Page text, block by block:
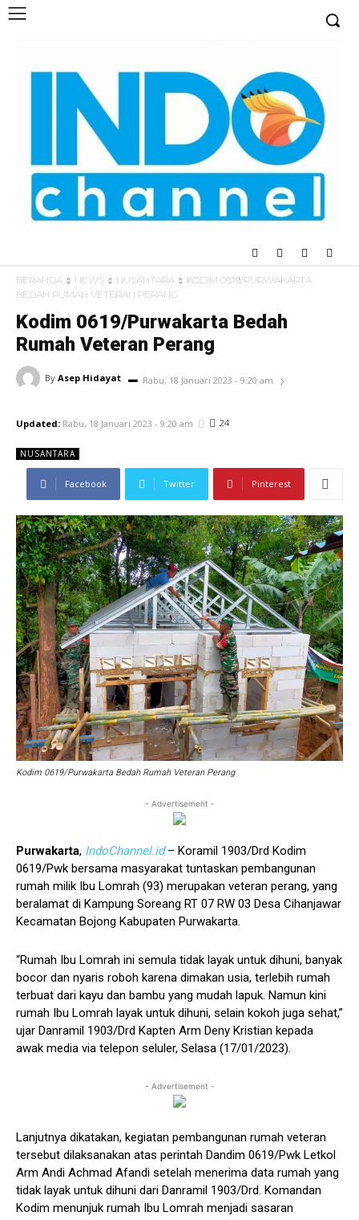
BERANDA NEWS NUSANTARA
KODIM 0619/PURWAKARTA
BEDAH RUMAH VETERAN PERANG
Kodim 0619/Purwakarta Bedah
Rumah Veteran Perang
By Asep Hidayat Rabu, 18 Januari 2023 - 9:20 am
Updated: Rabu, 18 Januari 2023 - 9:20 am 24
NUSANTARA
Facebook Twitter Pinterest
Kodim 0619/Purwakarta Bedah Rumah Veteran Perang
- Advertisement -
Purwakarta, IndoChannel.id– Koramil 1903/Drd Kodim
0619/Pwk bersama masyarakat tuntaskan pembangunan
rumah milik Ibu Lomrah (93) merupakan veteran perang, yang
beralamat di Kampung Soreang RT 07 RW 03 Desa Cihanjawar
Kecamatan Bojong Kabupaten Purwakarta.
“Rumah Ibu Lomrah ini semula tidak layak untuk dihuni, banyak
bocor dan nyaris roboh karena dimakan usia, terlebih rumah
terbuat dari kayu dan bambu yang mudah lapuk. Namun kini
rumah Ibu Lomrah layak untuk dihuni, selain kokoh juga sehat,”
ujar Danramil 1903/Drd Kapten Arm Deny Kristian kepada
awak media via telepon seluler, Selasa (17/01/2023).
- Advertisement -
Lanjutnya dikatakan, kegiatan pembangunan rumah veteran
tersebut dilaksanakan atas perintah Dandim 0619/Pwk Letkol
Arm Andi Achmad Afandi setelah menerima data rumah yang
tidak layak untuk dihuni dari Danramil 1903/Drd. Komandan
Kodim menunjuk rumah Ibu Lomrah menjadi sasaran